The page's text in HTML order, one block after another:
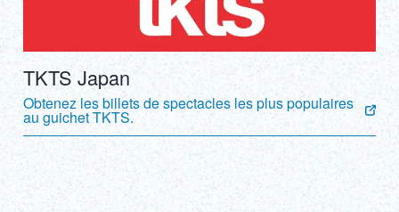
TKTS Japan
Obtenez les billets de spectacles les plus populaires
au guichet TKTS.